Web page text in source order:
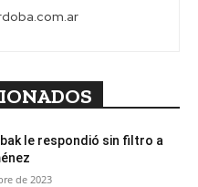
le respondió sin filtro a
de 2023